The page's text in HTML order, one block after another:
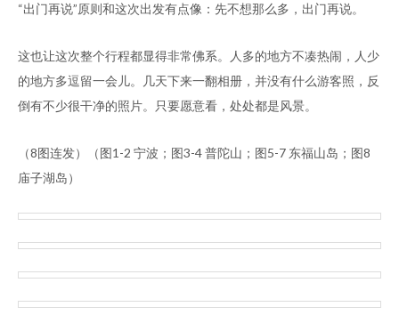
“出门再说”原则和这次出发有点像：先不想那么多，出门再说。
这也让这次整个行程都显得非常佛系。人多的地方不凑热闹，人少
的地方多逗留一会儿。几天下来一翻相册，并没有什么游客照，反
倒有不少很干净的照片。只要愿意看，处处都是风景。
（8图连发）（图1-2 宁波；图3-4 普陀山；图5-7 东福山岛；图8
庙子湖岛）